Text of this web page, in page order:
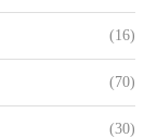
(16)
(70)
(30)